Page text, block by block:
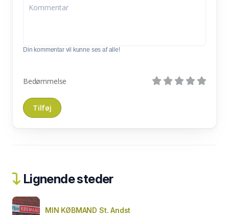
Din kommentar vil kunne ses af alle!
Bedømmelse
Lignende steder
MIN KØBMAND St. Andst